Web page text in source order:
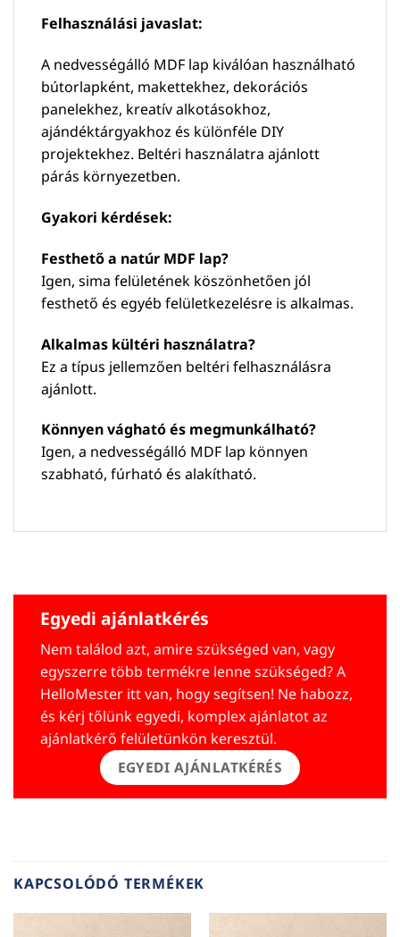
Felhasználási javaslat:
A nedvességálló MDF lap kiválóan használható
bútorlapként, makettekhez, dekorációs
panelekhez, kreatív alkotásokhoz,
ajándéktárgyakhoz és különféle DIY
projektekhez. Beltéri használatra ajánlott
párás környezetben.
Gyakori kérdések:
Festhető a natúr MDF lap?
Igen, sima felületének köszönhetően jól
festhető és egyéb felületkezelésre is alkalmas.
Alkalmas kültéri használatra?
Ez a típus jellemzően beltéri felhasználásra
ajánlott.
Könnyen vágható és megmunkálható?
Igen, a nedvességálló MDF lap könnyen
szabható, fúrható és alakítható.
Egyedi ajánlatkérés
Nem találod azt, amire szükséged van, vagy
egyszerre több termékre lenne szükséged? A
HelloMester itt van, hogy segítsen! Ne habozz,
és kérj tőlünk egyedi, komplex ajánlatot az
ajánlatkérő felületünkön keresztül.
EGYEDI AJÁNLATKÉRÉS
KAPCSOLÓDÓ TERMÉKEK